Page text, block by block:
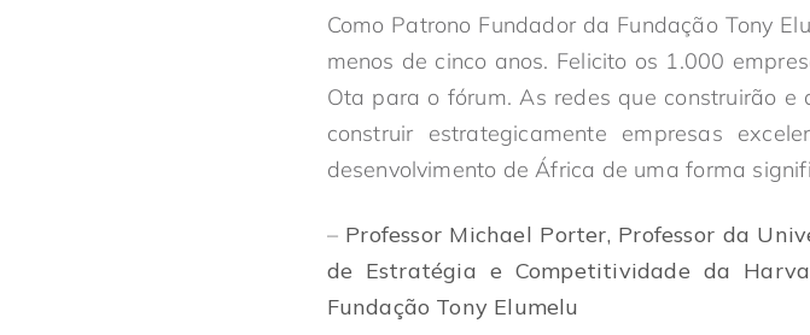
Como Patrono Fundador da Fundação Tony
menos de cinco anos. Felicito os 1.000
Ota para o fórum. As redes que construirão
construir estrategicamente empresas
desenvolvimento de África de uma forma
– Professor Michael Porter, Professor da
de Estratégia e Competitividade da
Fundação Tony Elumelu